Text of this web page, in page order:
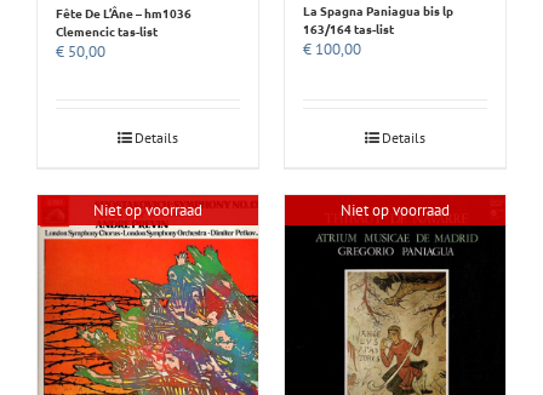
Fête De L’Âne – hm1036
Clemencic tas-list
€ 50,00
Details
La Spagna Paniagua bis lp
163/164 tas-list
€ 100,00
Details
Niet op voorraad Niet op voorraad